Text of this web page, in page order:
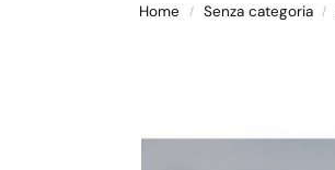
Home / Senza categoria /